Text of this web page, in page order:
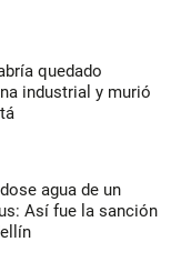
quedado
industrial y murió
agua de un
Así fue la sanción